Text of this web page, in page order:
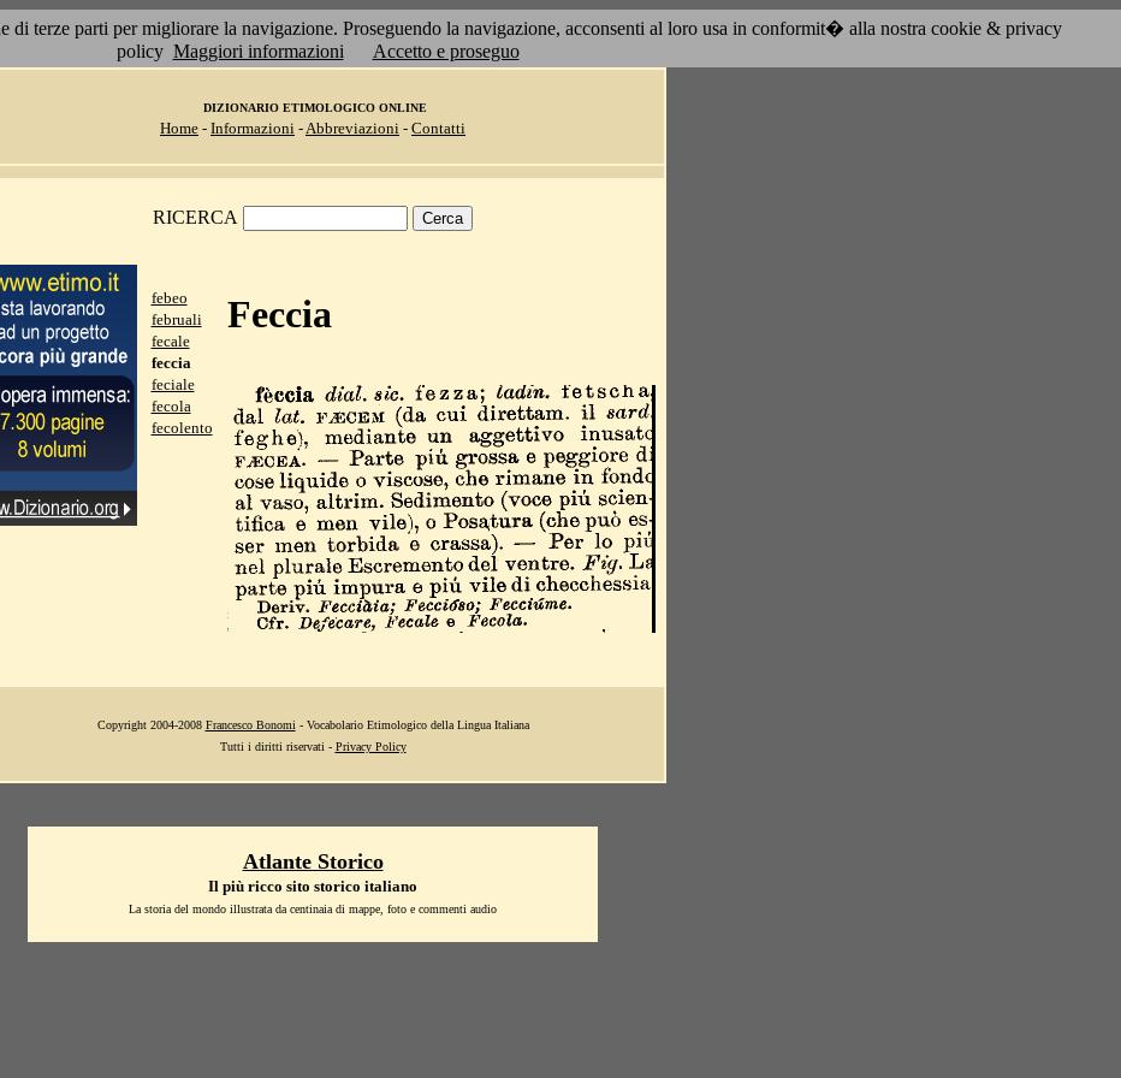
terze parti per migliorare la navigazione. Proseguendo la navigazione, acconsenti al loro usa in conformit� alla nostra cookie & privacy
policy Maggiori informazioni Accetto e proseguo
DIZIONARIO ETIMOLOGICO ONLINE
Home - Informazioni -Abbreviazioni - Contatti
RICERCA
febeo
februali
fecale
feccia
feciale
fecola
fecolento
Feccia
Copyright 2004-2008 Francesco Bonomi - Vocabolario Etimologico della Lingua Italiana
Tutti i diritti riservati - Privacy Policy
Atlante Storico
Il più ricco sito storico italiano
La storia del mondo illustrata da centinaia di mappe, foto e commenti audio